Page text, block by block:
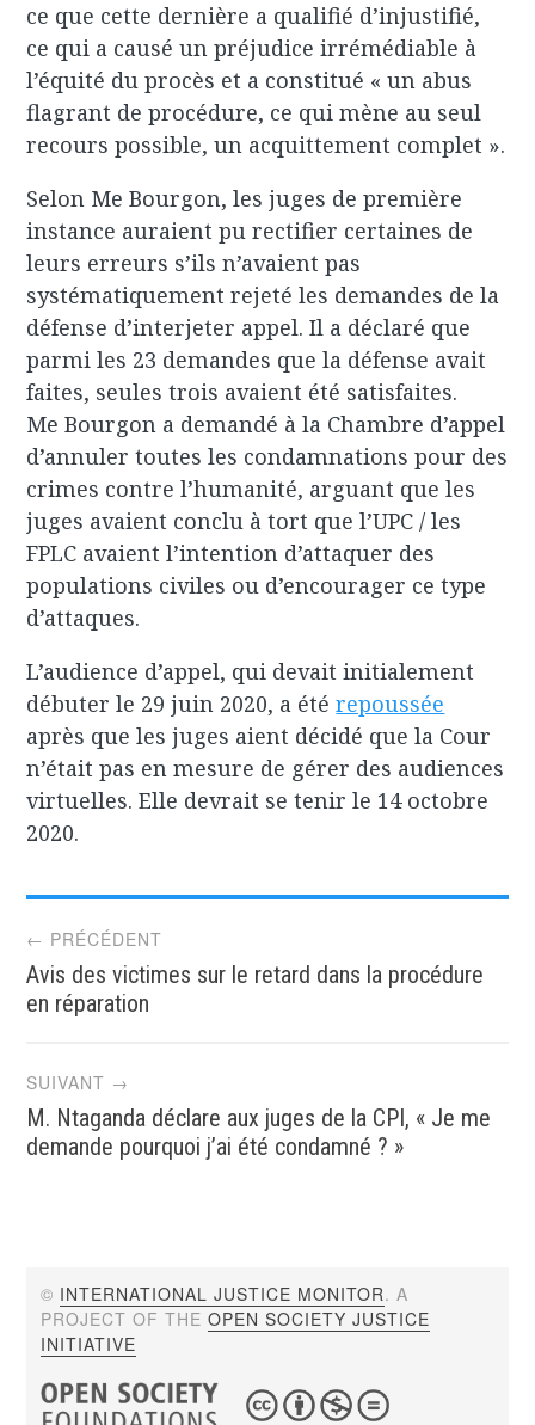
ce que cette dernière a qualifié d’injustifié,
ce qui a causé un préjudice irrémédiable à
l’équité du procès et a constitué « un abus
flagrant de procédure, ce qui mène au seul
recours possible, un acquittement complet ».
Selon Me Bourgon, les juges de première
instance auraient pu rectifier certaines de
leurs erreurs s’ils n’avaient pas
systématiquement rejeté les demandes de la
défense d’interjeter appel. Il a déclaré que
parmi les 23 demandes que la défense avait
faites, seules trois avaient été satisfaites.
Me Bourgon a demandé à la Chambre d’appel
d’annuler toutes les condamnations pour des
crimes contre l’humanité, arguant que les
juges avaient conclu à tort que l’UPC / les
FPLC avaient l’intention d’attaquer des
populations civiles ou d’encourager ce type
d’attaques.
L’audience d’appel, qui devait initialement
débuter le 29 juin 2020, a étérepoussée
après que les juges aient décidé que la Cour
n’était pas en mesure de gérer des audiences
virtuelles. Elle devrait se tenir le 14 octobre
2020.
Post
navigation
← PRÉCÉDENT
Avis des victimes sur le retard dans la procédure
en réparation
SUIVANT →
M. Ntaganda déclare aux juges de la CPI, « Je me
demande pourquoi j’ai été condamné ? »
© INTERNATIONAL JUSTICE MONITOR. A
PROJECT OF THEOPEN SOCIETY JUSTICE
INITIATIVE